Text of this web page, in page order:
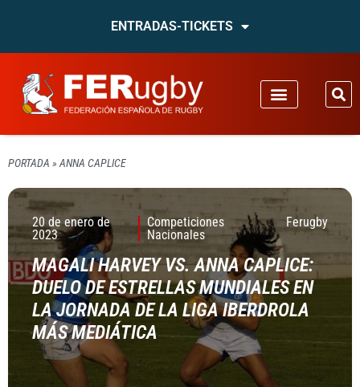
ENTRADAS-TICKETS
PORTADA » ANNA CAPLICE
20 de enero de
2023
Competiciones
Nacionales
Ferugby
MAGALI HARVEY VS. ANNA CAPLICE:
DUELO DE ESTRELLAS MUNDIALES EN
LA JORNADA DE LA LIGA IBERDROLA
MÁS MEDIÁTICA